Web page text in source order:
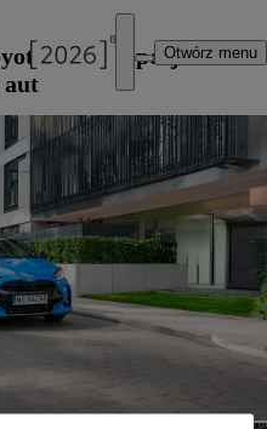
Otwórz menu
zyskują specjalne
aut